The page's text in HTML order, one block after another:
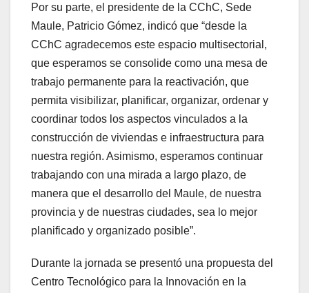
Por su parte, el presidente de la CChC, Sede
Maule, Patricio Gómez, indicó que “desde la
CChC agradecemos este espacio multisectorial,
que esperamos se consolide como una mesa de
trabajo permanente para la reactivación, que
permita visibilizar, planificar, organizar, ordenar y
coordinar todos los aspectos vinculados a la
construcción de viviendas e infraestructura para
nuestra región. Asimismo, esperamos continuar
trabajando con una mirada a largo plazo, de
manera que el desarrollo del Maule, de nuestra
provincia y de nuestras ciudades, sea lo mejor
planificado y organizado posible”.
Durante la jornada se presentó una propuesta del
Centro Tecnológico para la Innovación en la